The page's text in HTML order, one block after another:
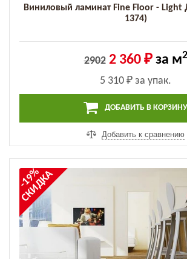
Виниловый ламинат Fine Floor - Light
1374)
2902 2 360 ₽за м2
5 310 ₽ за упак.
ДОБАВИТЬ В КОРЗИНУ
Добавить к сравнению
-19%
СКИДКА